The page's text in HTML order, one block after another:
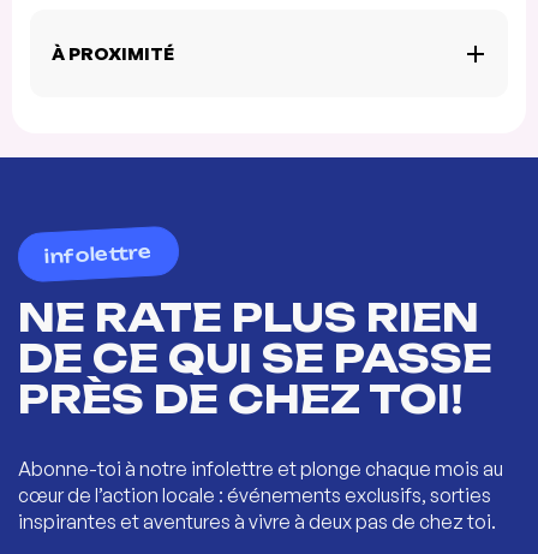
À PROXIMITÉ
infolettre
NE RATE PLUS RIEN
DE CE QUI SE PASSE
PRÈS DE CHEZ TOI!
Abonne-toi à notre infolettre et plonge chaque mois au
cœur de l’action locale : événements exclusifs, sorties
inspirantes et aventures à vivre à deux pas de chez toi.